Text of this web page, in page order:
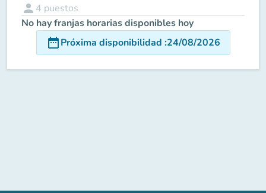
person 4 puestos
No hay franjas horarias disponibles hoy
date_rangePróxima disponibilidad :24/08/2026